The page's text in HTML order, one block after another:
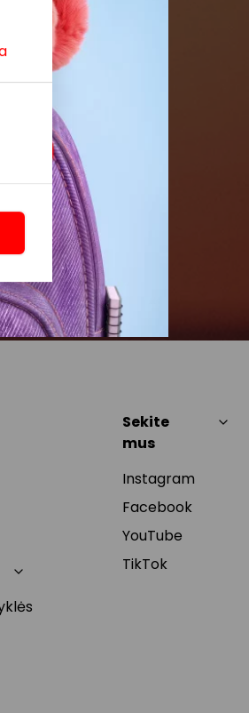
Sekite
mus
Instagram
Facebook
YouTube
TikTok